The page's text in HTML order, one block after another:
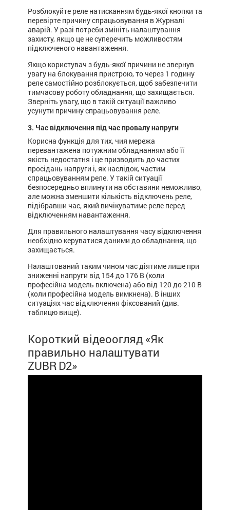
Розблокуйте реле натисканням будь-якої кнопки та
перевірте причину спрацьовування в Журналі
аварій. У разі потреби змініть налаштування
захисту, якщо це не суперечить можливостям
підключеного навантаження.
Якщо користувач з будь-якої причини не звернув
увагу на блокування пристрою, то через 1 годину
реле самостійно розблокується, щоб забезпечити
тимчасову роботу обладнання, що захищається.
Зверніть увагу, що в такій ситуації важливо
усунути причину спрацьовування реле.
3. Час відключення під час провалу напруги
Корисна функція для тих, чия мережа
перевантажена потужним обладнанням або її
якість недостатня і це призводить до частих
просідань напруги і, як наслідок, частим
спрацьовуванням реле. У такій ситуації
безпосередньо вплинути на обставини неможливо,
але можна зменшити кількість відключень реле,
підібравши час, який вичікуватиме реле перед
відключенням навантаження.
Для правильного налаштування часу відключення
необхідно керуватися даними до обладнання, що
захищається.
Налаштований таким чином час діятиме лише при
зниженні напруги від 154 до 176 В (коли
професійна модель включена) або від 120 до 210 В
(коли професійна модель вимкнена). В інших
ситуаціях час відключення фіксований (див.
таблицю вище).
Короткий відеоогляд «Як
правильно налаштувати
ZUBR D2»